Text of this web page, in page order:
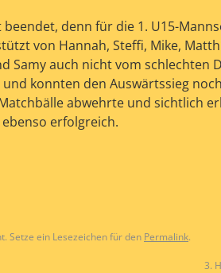
denn für die 1. U15-
von Hannah, Steffi, Mike,
Samy auch nicht vom schlechten
konnten den Auswärtssieg
abwehrte und sichtlich
erfolgreich.
Setze ein Lesezeichen für den Permalink.
3.